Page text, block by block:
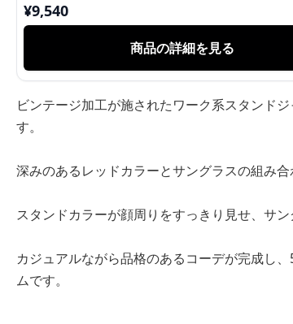
¥9,540
商品の詳細を見る
ビンテージ加工が施されたワーク系スタンド
す。
深みのあるレッドカラーとサングラスの組み
スタンドカラーが顔周りをすっきり見せ、サン
カジュアルながら品格のあるコーデが完成し
ムです。